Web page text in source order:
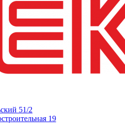
51/2
19